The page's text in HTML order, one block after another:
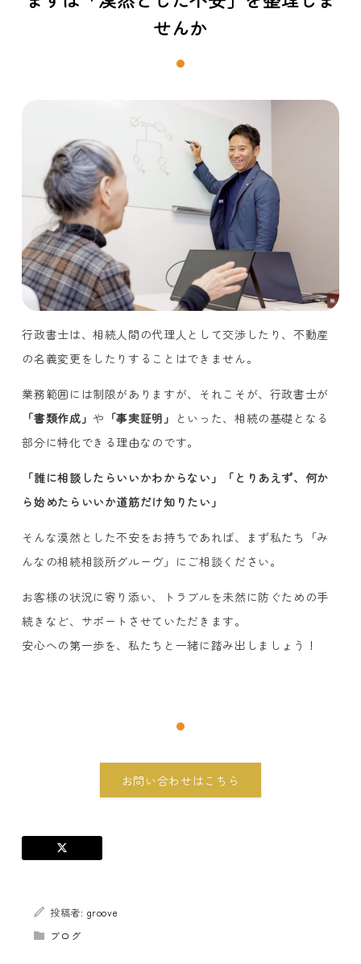
せんか
行政書士は、相続人間の代理人として交渉したり、不動産
の名義変更をしたりすることはできません。
業務範囲には制限がありますが、それこそが、行政書士が
「書類作成」や 「事実証明」 といった、相続の基礎となる
部分に特化できる理由なのです。
「誰に相談したらいいかわからない」「とりあえず、何か
ら始めたらいいか道筋だけ知りたい」
そんな漠然とした不安をお持ちであれば、まず私たち「み
んなの相続相談所グルーヴ」にご相談ください。
お客様の状況に寄り添い、トラブルを未然に防ぐための手
続きなど、サポートさせていただきます。
安心への第一歩を、私たちと一緒に踏み出しましょう！
お問い合わせはこちら
投稿者: groove
ブログ